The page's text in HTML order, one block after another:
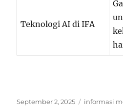
Teknologi AI di IFA
Posted
September 2, 2025 Categories
informasi